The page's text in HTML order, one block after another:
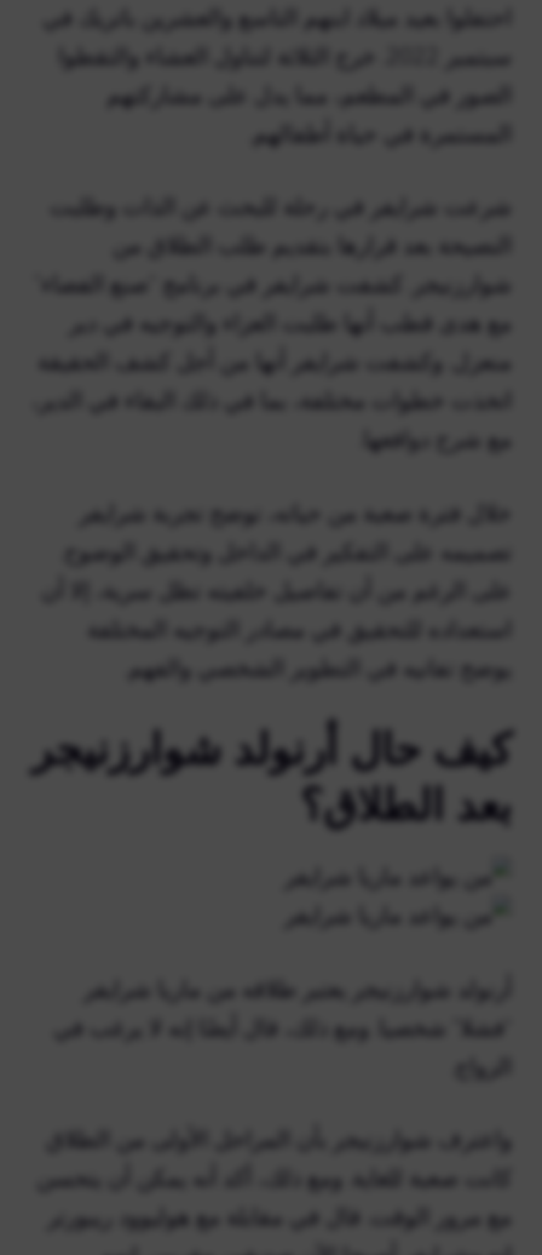
احتفلوا بعيد ميلاد ابنهم التاسع والعشرين باتريك في
سبتمبر 2022. خرج الثلاثة لتناول العشاء والتقطوا
الصور في المطعم، مما يدل على مشاركتهم
المستمرة في حياة أطفالهم.
شرعت شرايفر في رحلة للبحث عن الذات وطلبت
النصيحة بعد قرارها بتقديم طلب الطلاق من
شوارزنيجر. كشفت شرايفر في برنامج “صنع الفضاء”
مع هدى قطب أنها طلبت العزاء والتوجيه في دير
منعزل. وكشفت شرايفر أنها من أجل كشف الحقيقة
اتخذت خطوات مختلفة، بما في ذلك البقاء في الدير،
مع شرح دوافعها.
خلال فترة صعبة من حياته، توضح تجربة شرايفر
تصميمه على التفكير في الداخل وتحقيق الوضوح.
على الرغم من أن تفاصيل خلفيته تظل سرية، إلا أن
استعداده للتحقيق في مصادر التوجيه المختلفة
يوضح تفانيه في التطوير الشخصي والفهم.
كيف حال أرنولد شوارزنيجر
بعد الطلاق؟
أرنولد شوارزنيجر يعتبر طلاقه من ماريا شرايفر
“فشلا” شخصيا. ومع ذلك، قال أيضًا إنه لا يرغب في
الزواج.
واعترف شوارزنيجر بأن المراحل الأولى من الطلاق
كانت صعبة للغاية. ومع ذلك، أكد أنه يمكن أن يتحسن
مع مرور الوقت. قال في مقابلة مع هوليوود ريبورتر